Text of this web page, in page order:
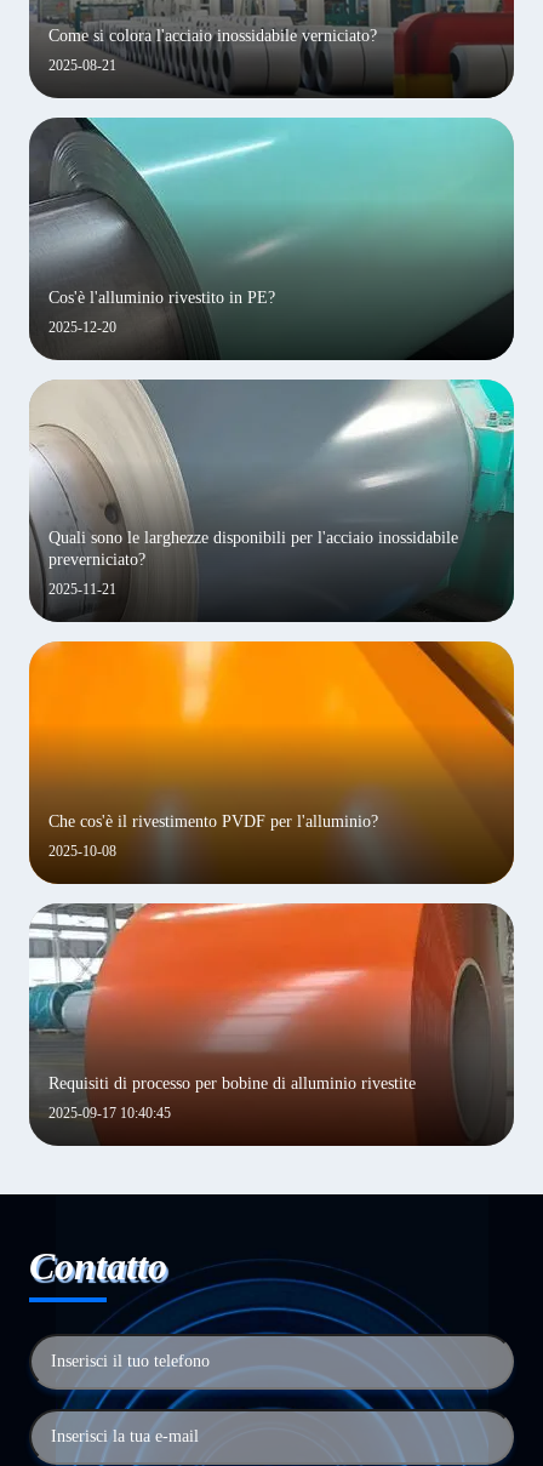
2025-08-21
Come si colora l'acciaio inossidabile verniciato?
2025-12-20
Cos'è l'alluminio rivestito in PE?
2025-11-21
Quali sono le larghezze disponibili per l'acciaio inossidabile
preverniciato?
2025-10-08
Che cos'è il rivestimento PVDF per l'alluminio?
2025-09-17 10:40:45
Requisiti di processo per bobine di alluminio rivestite
Contatto